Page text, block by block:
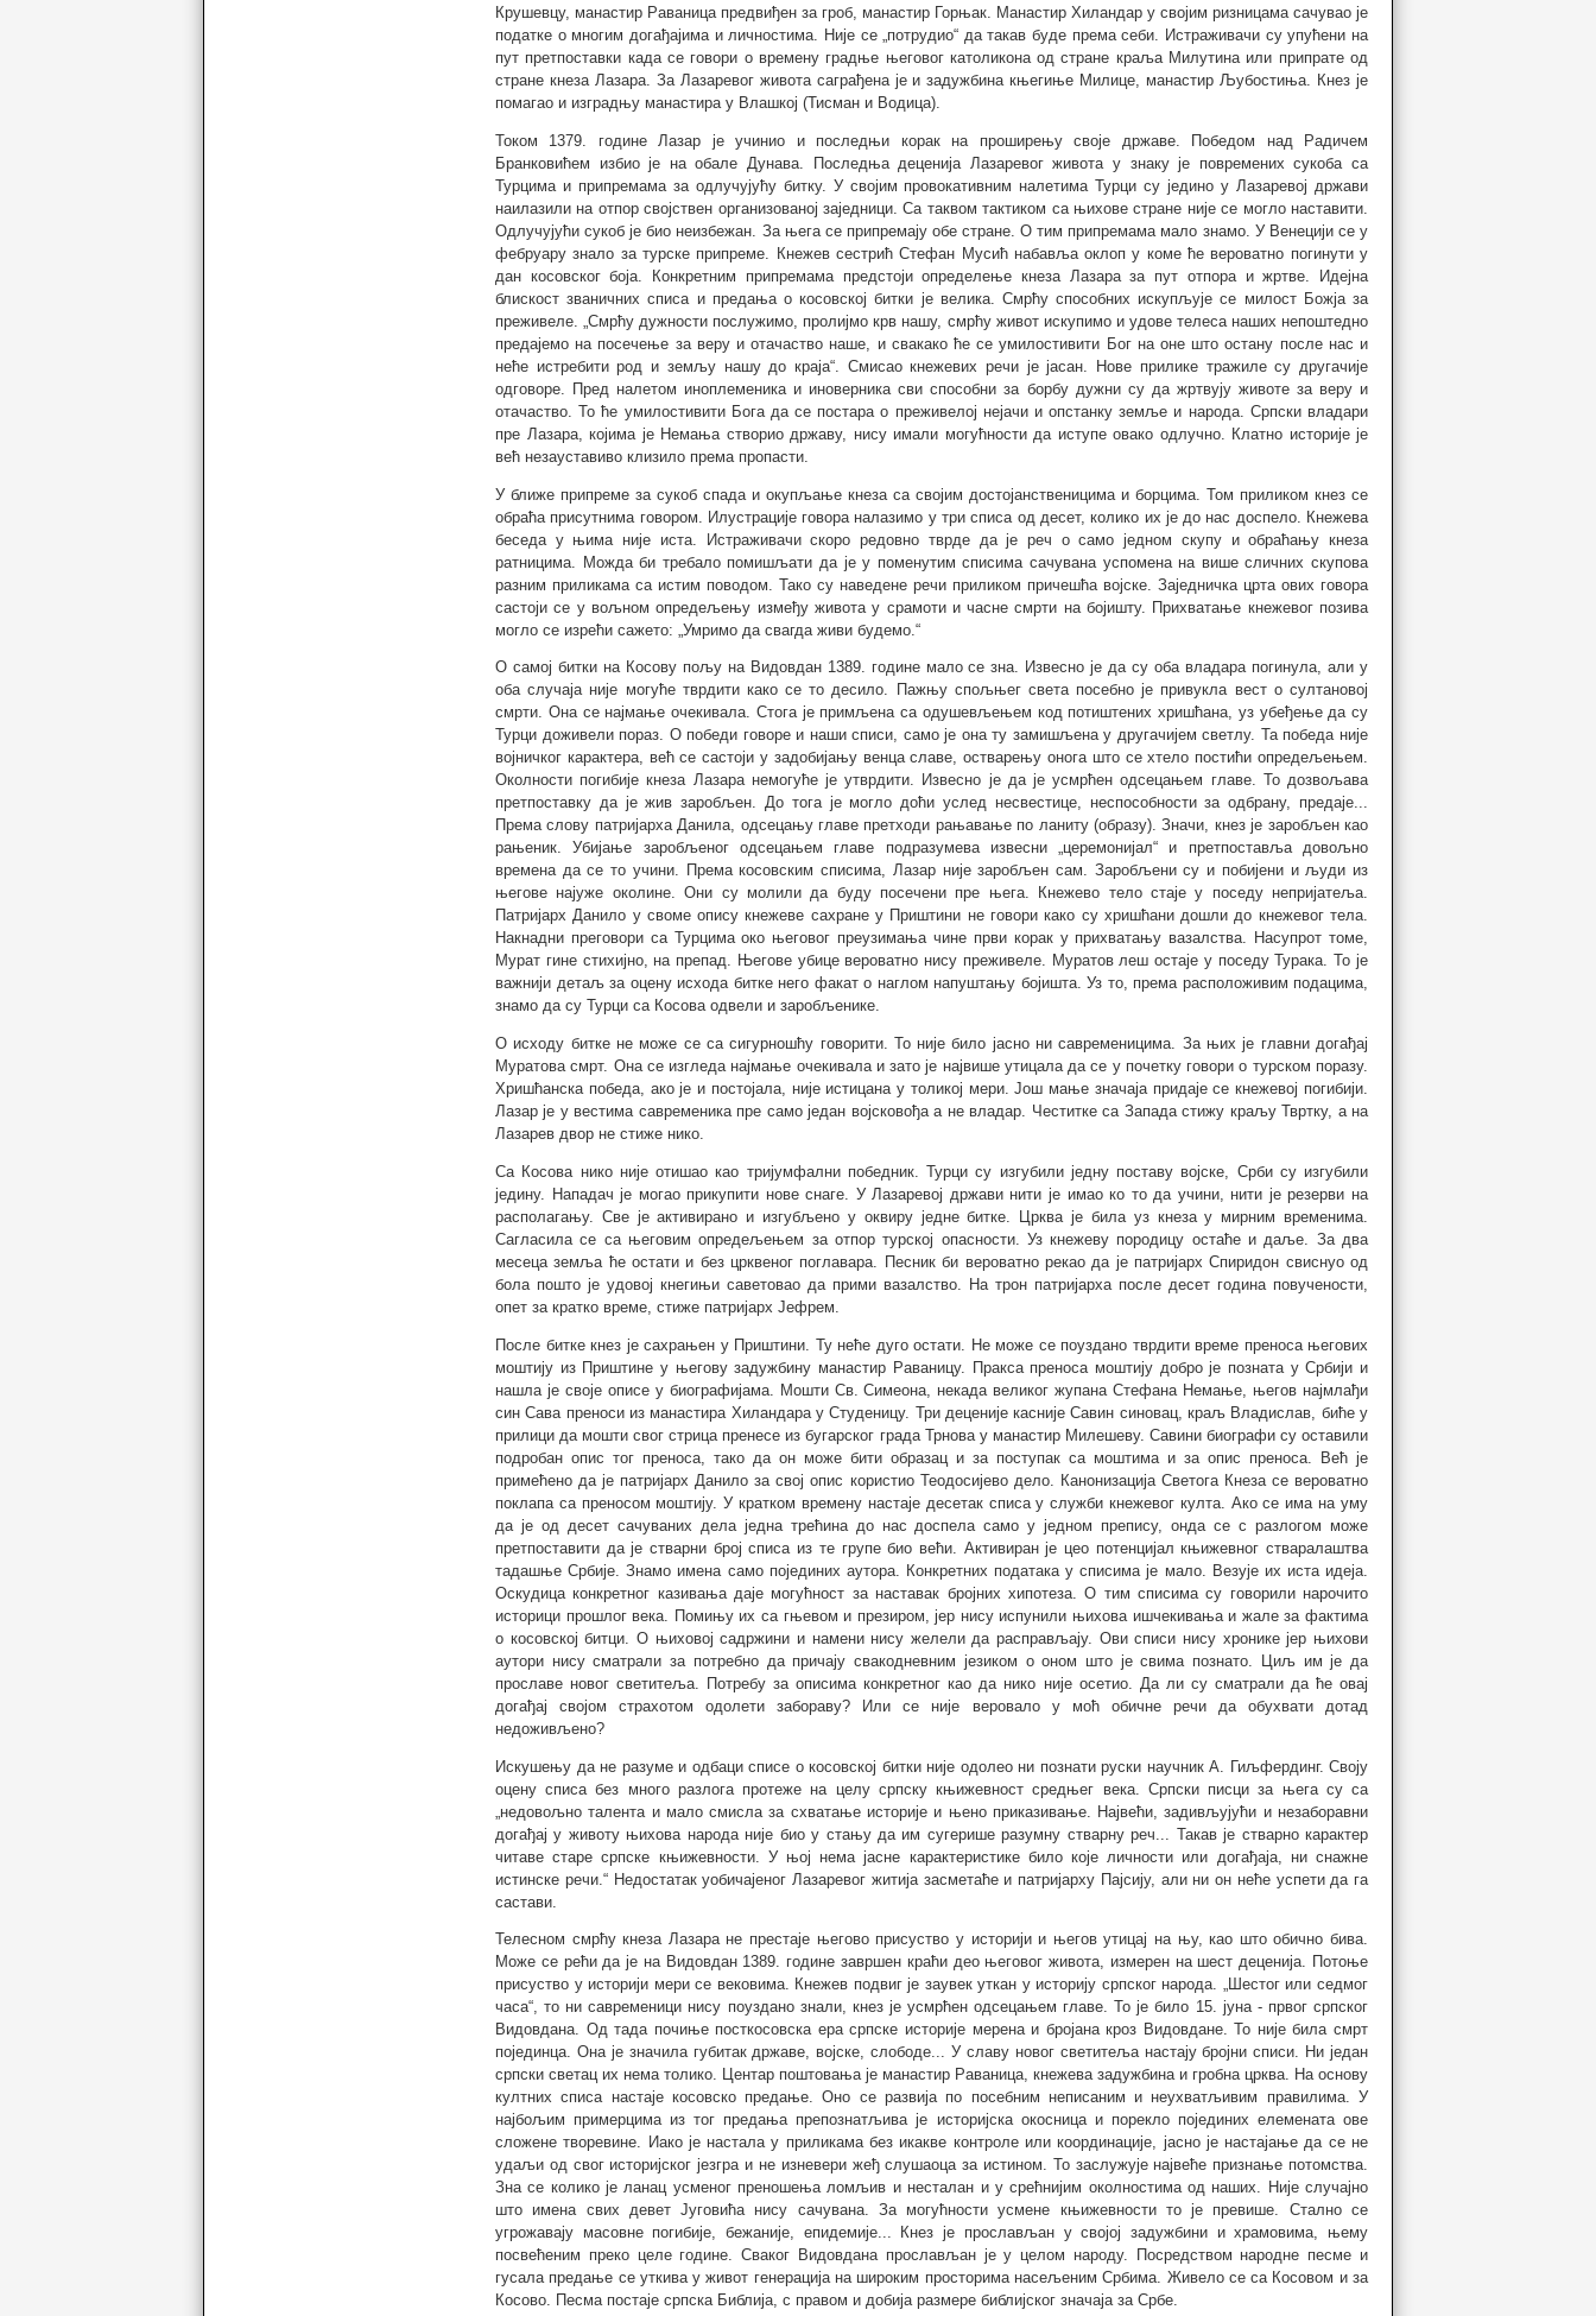
Крушевцу, манастир Раваница предвиђен за гроб, манастир Горњак. Манастир Хиландар у својим ризницама сачувао је
податке о многим догађајима и личностима. Није се „потрудио“ да такав буде према себи. Истраживачи су упућени на
пут претпоставки када се говори о времену градње његовог католикона од стране краља Милутина или припрате од
стране кнеза Лазара. За Лазаревог живота саграђена је и задужбина књегиње Милице, манастир Љубостиња. Кнез је
помагао и изградњу манастира у Влашкој (Тисман и Водица).
Током 1379. године Лазар је учинио и последњи корак на проширењу своје државе. Победом над Радичем
Бранковићем избио је на обале Дунава. Последња деценија Лазаревог живота у знаку је повремених сукоба са
Турцима и припремама за одлучујућу битку. У својим провокативним налетима Турци су једино у Лазаревој држави
наилазили на отпор својствен организованој заједници. Са таквом тактиком са њихове стране није се могло наставити.
Одлучујући сукоб је био неизбежан. За њега се припремају обе стране. О тим припремама мало знамо. У Венецији се у
фебруару знало за турске припреме. Кнежев сестрић Стефан Мусић набавља оклоп у коме ће вероватно погинути у
дан косовског боја. Конкретним припремама предстоји определење кнеза Лазара за пут отпора и жртве. Идејна
блискост званичних списа и предања о косовској битки је велика. Смрћу способних искупљује се милост Божја за
преживеле. „Смрћу дужности послужимо, пролијмо крв нашу, смрћу живот искупимо и удове телеса наших непоштедно
предајемо на посечење за веру и отачаство наше, и свакако ће се умилостивити Бог на оне што остану после нас и
неће истребити род и земљу нашу до краја“. Смисао кнежевих речи је јасан. Нове прилике тражиле су другачије
одговоре. Пред налетом иноплеменика и иноверника сви способни за борбу дужни су да жртвују животе за веру и
отачаство. То ће умилостивити Бога да се постара о преживелој нејачи и опстанку земље и народа. Српски владари
пре Лазара, којима је Немања створио државу, нису имали могућности да иступе овако одлучно. Клатно историје је
већ незауставиво клизило према пропасти.
У ближе припреме за сукоб спада и окупљање кнеза са својим достојанственицима и борцима. Том приликом кнез се
обраћа присутнима говором. Илустрације говора налазимо у три списа од десет, колико их је до нас доспело. Кнежева
беседа у њима није иста. Истраживачи скоро редовно тврде да је реч о само једном скупу и обраћању кнеза
ратницима. Можда би требало помишљати да је у поменутим списима сачувана успомена на више сличних скупова
разним приликама са истим поводом. Тако су наведене речи приликом причешћа војске. Заједничка црта ових говора
састоји се у вољном опредељењу између живота у срамоти и часне смрти на бојишту. Прихватање кнежевог позива
могло се изрећи сажето: „Умримо да свагда живи будемо.“
О самој битки на Косову пољу на Видовдан 1389. године мало се зна. Извесно је да су оба владара погинула, али у
оба случаја није могуће тврдити како се то десило. Пажњу спољњег света посебно је привукла вест о султановој
смрти. Она се најмање очекивала. Стога је примљена са одушевљењем код потиштених хришћана, уз убеђење да су
Турци доживели пораз. О победи говоре и наши списи, само је она ту замишљена у другачијем светлу. Та победа није
војничког карактера, већ се састоји у задобијању венца славе, остварењу онога што се хтело постићи опредељењем.
Околности погибије кнеза Лазара немогуће је утврдити. Извесно је да је усмрћен одсецањем главе. То дозвољава
претпоставку да је жив заробљен. До тога је могло доћи услед несвестице, неспособности за одбрану, предаје...
Према слову патријарха Данила, одсецању главе претходи рањавање по ланиту (образу). Значи, кнез је заробљен као
рањеник. Убијање заробљеног одсецањем главе подразумева извесни „церемонијал“ и претпоставља довољно
времена да се то учини. Према косовским списима, Лазар није заробљен сам. Заробљени су и побијени и људи из
његове најуже околине. Они су молили да буду посечени пре њега. Кнежево тело стаје у поседу непријатеља.
Патријарх Данило у своме опису кнежеве сахране у Приштини не говори како су хришћани дошли до кнежевог тела.
Накнадни преговори са Турцима око његовог преузимања чине први корак у прихватању вазалства. Насупрот томе,
Мурат гине стихијно, на препад. Његове убице вероватно нису преживеле. Муратов леш остаје у поседу Турака. То је
важнији детаљ за оцену исхода битке него факат о наглом напуштању бојишта. Уз то, према расположивим подацима,
знамо да су Турци са Косова одвели и заробљенике.
О исходу битке не може се са сигурношћу говорити. То није било јасно ни савременицима. За њих је главни догађај
Муратова смрт. Она се изгледа најмање очекивала и зато је највише утицала да се у почетку говори о турском поразу.
Хришћанска победа, ако је и постојала, није истицана у толикој мери. Још мање значаја придаје се кнежевој погибији.
Лазар је у вестима савременика пре само један војсковођа а не владар. Честитке са Запада стижу краљу Твртку, а на
Лазарев двор не стиже нико.
Са Косова нико није отишао као тријумфални победник. Турци су изгубили једну поставу војске, Срби су изгубили
једину. Нападач је могао прикупити нове снаге. У Лазаревој држави нити је имао ко то да учини, нити је резерви на
располагању. Све је активирано и изгубљено у оквиру једне битке. Црква је била уз кнеза у мирним временима.
Сагласила се са његовим опредељењем за отпор турској опасности. Уз кнежеву породицу остаће и даље. За два
месеца земља ће остати и без црквеног поглавара. Песник би вероватно рекао да је патријарх Спиридон свиснуо од
бола пошто је удовој кнегињи саветовао да прими вазалство. На трон патријарха после десет година повучености,
опет за кратко време, стиже патријарх Јефрем.
После битке кнез је сахрањен у Приштини. Ту неће дуго остати. Не може се поуздано тврдити време преноса његових
моштију из Приштине у његову задужбину манастир Раваницу. Пракса преноса моштију добро је позната у Србији и
нашла је своје описе у биографијама. Мошти Св. Симеона, некада великог жупана Стефана Немање, његов најмлађи
син Сава преноси из манастира Хиландара у Студеницу. Три деценије касније Савин синовац, краљ Владислав, биће у
прилици да мошти свог стрица пренесе из бугарског града Трнова у манастир Милешеву. Савини биографи су оставили
подробан опис тог преноса, тако да он може бити образац и за поступак са моштима и за опис преноса. Већ је
примећено да је патријарх Данило за свој опис користио Теодосијево дело. Канонизација Светога Кнеза се вероватно
поклапа са преносом моштију. У кратком времену настаје десетак списа у служби кнежевог култа. Ако се има на уму
да је од десет сачуваних дела једна трећина до нас доспела само у једном препису, онда се с разлогом може
претпоставити да је стварни број списа из те групе био већи. Активиран је цео потенцијал књижевног стваралаштва
тадашње Србије. Знамо имена само појединих аутора. Конкретних података у списима је мало. Везује их иста идеја.
Оскудица конкретног казивања даје могућност за наставак бројних хипотеза. О тим списима су говорили нарочито
историци прошлог века. Помињу их са гњевом и презиром, јер нису испунили њихова ишчекивања и жале за фактима
о косовској битци. О њиховој садржини и намени нису желели да расправљају. Ови списи нису хронике јер њихови
аутори нису сматрали за потребно да причају свакодневним језиком о оном што је свима познато. Циљ им је да
прославе новог светитеља. Потребу за описима конкретног као да нико није осетио. Да ли су сматрали да ће овај
догађај својом страхотом одолети забораву? Или се није веровало у моћ обичне речи да обухвати дотад
недоживљено?
Искушењу да не разуме и одбаци списе о косовској битки није одолео ни познати руски научник А. Гиљфердинг. Своју
оцену списа без много разлога протеже на целу српску књижевност средњег века. Српски писци за њега су са
„недовољно талента и мало смисла за схватање историје и њено приказивање. Највећи, задивљујући и незаборавни
догађај у животу њихова народа није био у стању да им сугерише разумну стварну реч... Такав је стварно карактер
читаве старе српске књижевности. У њој нема јасне карактеристике било које личности или догађаја, ни снажне
истинске речи.“ Недостатак уобичајеног Лазаревог житија засметаће и патријарху Пајсију, али ни он неће успети да га
састави.
Телесном смрћу кнеза Лазара не престаје његово присуство у историји и његов утицај на њу, као што обично бива.
Може се рећи да је на Видовдан 1389. године завршен краћи део његовог живота, измерен на шест деценија. Потоње
присуство у историји мери се вековима. Кнежев подвиг је заувек уткан у историју српског народа. „Шестог или седмог
часа“, то ни савременици нису поуздано знали, кнез је усмрћен одсецањем главе. То је било 15. јуна - првог српског
Видовдана. Од тада почиње посткосовска ера српске историје мерена и бројана кроз Видовдане. То није била смрт
појединца. Она је значила губитак државе, војске, слободе... У славу новог светитеља настају бројни списи. Ни један
српски светац их нема толико. Центар поштовања је манастир Раваница, кнежева задужбина и гробна црква. На основу
култних списа настаје косовско предање. Оно се развија по посебним неписаним и неухватљивим правилима. У
најбољим примерцима из тог предања препознатљива је историјска окосница и порекло појединих елемената ове
сложене творевине. Иако је настала у приликама без икакве контроле или координације, јасно је настајање да се не
удаљи од свог историјског језгра и не изневери жеђ слушаоца за истином. То заслужује највеће признање потомства.
Зна се колико је ланац усменог преношења ломљив и несталан и у срећнијим околностима од наших. Није случајно
што имена свих девет Југовића нису сачувана. За могућности усмене књижевности то је превише. Стално се
угрожавају масовне погибије, бежаније, епидемије... Кнез је прослављан у својој задужбини и храмовима, њему
посвећеним преко целе године. Сваког Видовдана прослављан је у целом народу. Посредством народне песме и
гусала предање се уткива у живот генерација на широким просторима насељеним Србима. Живело се са Косовом и за
Косово. Песма постаје српска Библија, с правом и добија размере библијског значаја за Србе.